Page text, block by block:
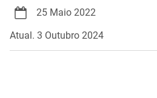
25 Maio 2022
Atual. 3 Outubro 2024